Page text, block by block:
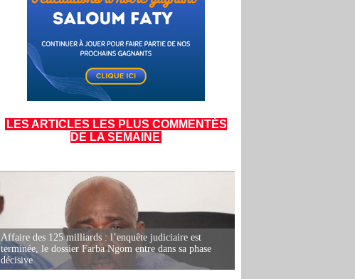
LES ARTICLES LES PLUS COMMENTÉS
DE LA SEMAINE
Affaire des 125 milliards : l’enquête judiciaire est
terminée, le dossier Farba Ngom entre dans sa phase
décisive